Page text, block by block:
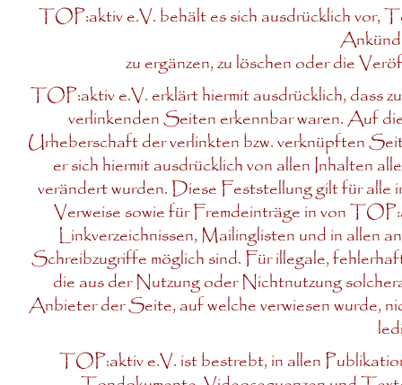
TOP:aktiv e.V. behält es sich ausdrücklich vor,
zu ergänzen, zu löschen oder die
TOP:aktiv e.V. erklärt hiermit ausdrücklich, dass
verlinkenden Seiten erkennbar waren. Auf
Urheberschaft der verlinkten bzw. verknüpften
er sich hiermit ausdrücklich von allen Inhalten
verändert wurden. Diese Feststellung gilt für
Verweise sowie für Fremdeinträge in von
Linkverzeichnissen, Mailinglisten und in allen
Schreibzugriffe möglich sind. Für illegale,
die aus der Nutzung oder Nichtnutzung
Anbieter der Seite, auf welche verwiesen wurde,
TOP:aktiv e.V. ist bestrebt, in allen